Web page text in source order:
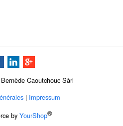
Caoutchouc Sàrl
| Impressum
by YourShop®